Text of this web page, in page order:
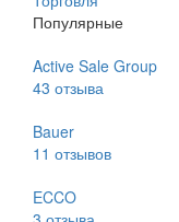
Популярные
Active Sale Group
43 отзыва
Bauer
11 отзывов
ECCO